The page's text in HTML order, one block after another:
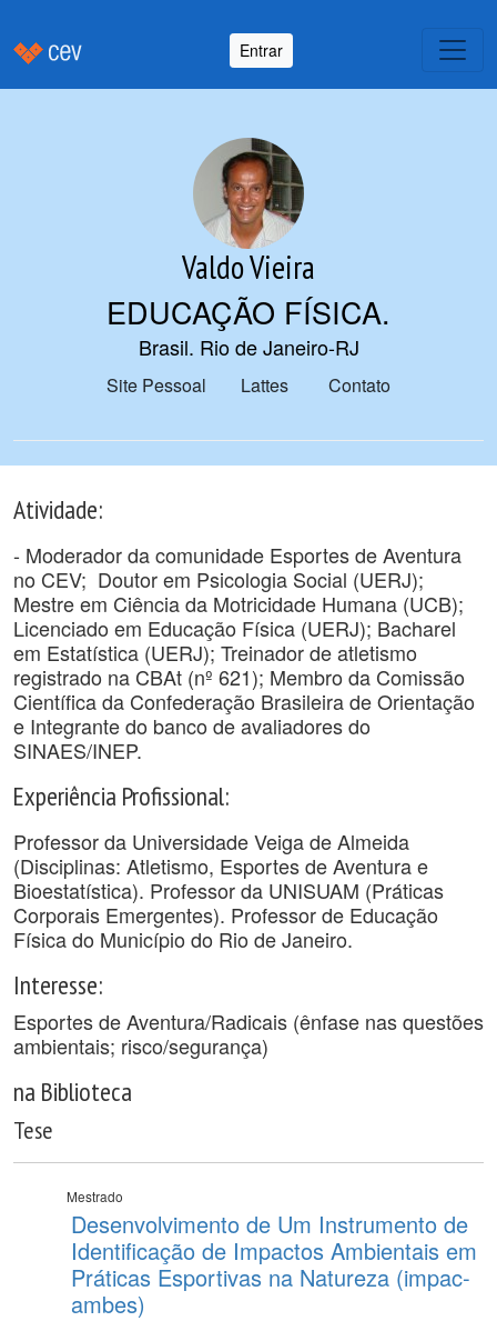
Entrar
Valdo Vieira
EDUCAÇÃO FÍSICA.
Brasil. Rio de Janeiro-RJ
Site Pessoal Lattes Contato
Atividade:
- Moderador da comunidade Esportes de Aventura
no CEV; Doutor em Psicologia Social (UERJ);
Mestre em Ciência da Motricidade Humana (UCB);
Licenciado em Educação Física (UERJ); Bacharel
em Estatística (UERJ); Treinador de atletismo
registrado na CBAt (nº 621); Membro da Comissão
Científica da Confederação Brasileira de Orientação
e Integrante do banco de avaliadores do
SINAES/INEP.
Experiência Profissional:
Professor da Universidade Veiga de Almeida
(Disciplinas: Atletismo, Esportes de Aventura e
Bioestatística). Professor da UNISUAM (Práticas
Corporais Emergentes). Professor de Educação
Física do Município do Rio de Janeiro.
Interesse:
Esportes de Aventura/Radicais (ênfase nas questões
ambientais; risco/segurança)
na Biblioteca
Tese
Mestrado
Desenvolvimento de Um Instrumento de
Identificação de Impactos Ambientais em
Práticas Esportivas na Natureza (impac-
ambes)